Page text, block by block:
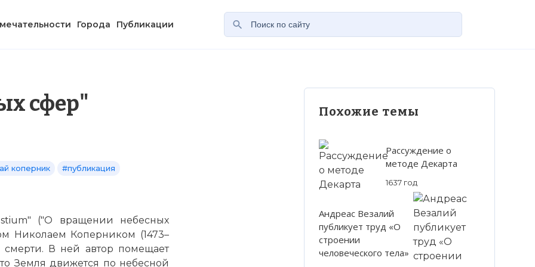
Города Публикации
сфер"
коперник #публикация
("О вращении небесных
Николаем Коперником (1473–
смерти. В ней автор помещает
Земля движется по небесной
Похожие темы
Рассуждение о
методе Декарта
1637 год
Андреас Везалий
публикует труд «О
строении
человеческого тела»